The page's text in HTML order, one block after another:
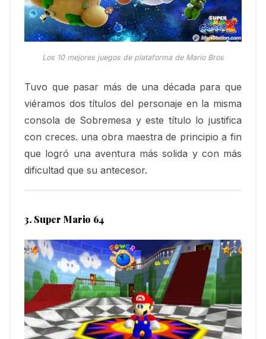
Los 10 mejores juegos de plataforma de Mario Bros
Tuvo que pasar más de una década para que
viéramos dos títulos del personaje en la misma
consola de Sobremesa y este título lo justifica
con creces. una obra maestra de principio a fin
que logró una aventura más solida y con más
dificultad que su antecesor.
3. Super Mario 64